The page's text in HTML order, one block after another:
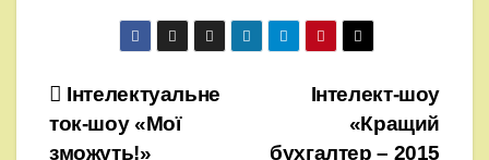
Навігація
записів
Інтелект-шоу
«Кращий
бухгалтер – 2015
Інтелектуальне
ток-шоу «Мої
зможуть!»